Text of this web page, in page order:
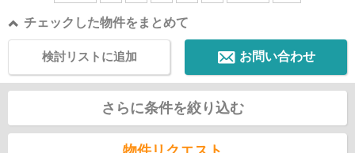
チェックした物件をまとめて
お問い合わせ
検討リストに追加
さらに条件を絞り込む